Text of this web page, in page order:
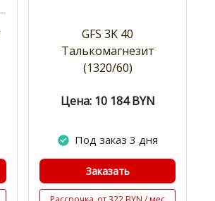
GFS 3K 40
Талькомагнезит
(1320/60)
Цена: 10 184 BYN
Под заказ 3 дня
Заказать